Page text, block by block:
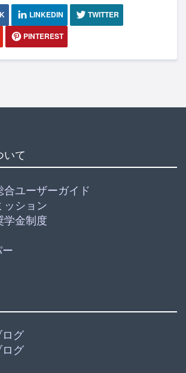
LINKEDIN
TWITTER
PINTEREST
いて
ユーザーガイド
ッション
学金制度
ログ
ログ